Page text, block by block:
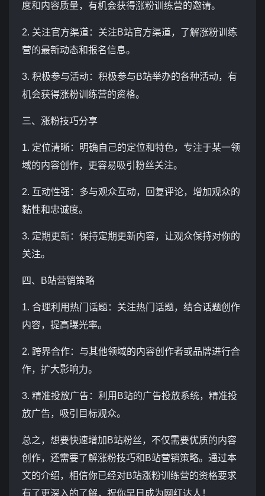
度和内容质量，有机会获得涨粉训练营的邀请。
2. 关注官方渠道：关注B站官方渠道，了解涨粉训练
营的最新动态和报名信息。
3. 积极参与活动：积极参与B站举办的各种活动，有
机会获得涨粉训练营的资格。
三、涨粉技巧分享
1. 定位清晰：明确自己的定位和特色，专注于某一领
域的内容创作，更容易吸引粉丝关注。
2. 互动性强：多与观众互动，回复评论，增加观众的
黏性和忠诚度。
3. 定期更新：保持定期更新内容，让观众保持对你的
关注。
四、B站营销策略
1. 合理利用热门话题：关注热门话题，结合话题创作
内容，提高曝光率。
2. 跨界合作：与其他领域的内容创作者或品牌进行合
作，扩大影响力。
3. 精准投放广告：利用B站的广告投放系统，精准投
放广告，吸引目标观众。
总之，想要快速增加B站粉丝，不仅需要优质的内容
创作，还需要了解涨粉技巧和B站营销策略。通过本
文的介绍，相信你已经对B站涨粉训练营的资格要求
有了更深入的了解，祝你早日成为网红达人！